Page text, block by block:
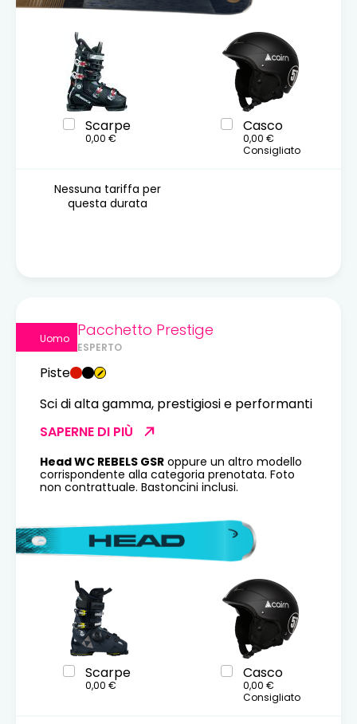
Scarpe
0,00 €
Casco
0,00 €
Consigliato
Nessuna tariffa per
questa durata
Uomo Pacchetto Prestige
ESPERTO
Piste
Sci di alta gamma, prestigiosi e performanti
SAPERNE DI PIÙ
Head WC REBELS GSR oppure un altro modello
corrispondente alla categoria prenotata. Foto
non contrattuale. Bastoncini inclusi.
Scarpe
0,00 €
Casco
0,00 €
Consigliato